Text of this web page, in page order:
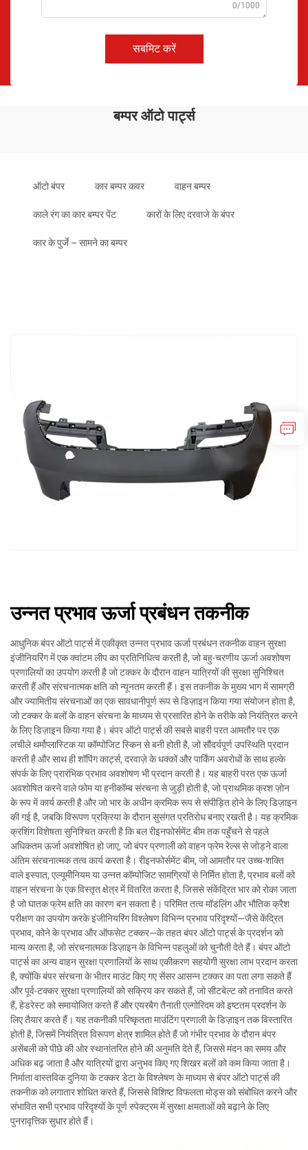
0/1000
सबमिट करें
बम्पर ऑटो पार्ट्स
ऑटो बंपर कार बम्पर कवर वाहन बम्पर
काले रंग का कार बम्पर पेंट कारों के लिए दरवाजे के बंपर
कार के पुर्जे – सामने का बम्पर
उन्नत प्रभाव ऊर्जा प्रबंधन तकनीक
आधुनिक बंपर ऑटो पार्ट्स में एकीकृत उन्नत प्रभाव ऊर्जा प्रबंधन तकनीक वाहन सुरक्षा
इंजीनियरिंग में एक क्वांटम लीप का प्रतिनिधित्व करती है, जो बहु-चरणीय ऊर्जा अवशोषण
प्रणालियों का उपयोग करती है जो टक्कर के दौरान वाहन यात्रियों की सुरक्षा सुनिश्चित
करती हैं और संरचनात्मक क्षति को न्यूनतम करती हैं। इस तकनीक के मुख्य भाग में सामग्री
और ज्यामितीय संरचनाओं का एक सावधानीपूर्ण रूप से डिज़ाइन किया गया संयोजन होता है,
जो टक्कर के बलों के वाहन संरचना के माध्यम से प्रसारित होने के तरीके को नियंत्रित करने
के लिए डिज़ाइन किया गया है। बंपर ऑटो पार्ट्स की सबसे बाहरी परत आमतौर पर एक
लचीले थर्मोप्लास्टिक या कॉम्पोजिट स्किन से बनी होती है, जो सौंदर्यपूर्ण उपस्थिति प्रदान
करती है और साथ ही शॉपिंग कार्ट्स, दरवाज़े के धक्कों और पार्किंग अवरोधों के साथ हल्के
संपर्क के लिए प्रारंभिक प्रभाव अवशोषण भी प्रदान करती है। यह बाहरी परत एक ऊर्जा
अवशोषित करने वाले फोम या हनीकॉम्ब संरचना से जुड़ी होती है, जो प्राथमिक क्रश ज़ोन
के रूप में कार्य करती है और जो भार के अधीन क्रमिक रूप से संपीड़ित होने के लिए डिज़ाइन
की गई है, जबकि विरूपण प्रक्रिया के दौरान सुसंगत प्रतिरोध बनाए रखती है। यह क्रमिक
क्रशिंग विशेषता सुनिश्चित करती है कि बल रीइनफोर्समेंट बीम तक पहुँचने से पहले
अधिकतम ऊर्जा अवशोषित हो जाए, जो बंपर प्रणाली को वाहन फ्रेम रेल्स से जोड़ने वाला
अंतिम संरचनात्मक तत्व कार्य करता है। रीइनफोर्समेंट बीम, जो आमतौर पर उच्च-शक्ति
वाले इस्पात, एल्यूमीनियम या उन्नत कॉम्पोजिट सामग्रियों से निर्मित होता है, प्रभाव बलों को
वाहन संरचना के एक विस्तृत क्षेत्र में वितरित करता है, जिससे संकेंद्रित भार को रोका जाता
है जो घातक फ्रेम क्षति का कारण बन सकता है। परिमित तत्व मॉडलिंग और भौतिक क्रैश
परीक्षण का उपयोग करके इंजीनियरिंग विश्लेषण विभिन्न प्रभाव परिदृश्यों—जैसे केंद्रित
प्रभाव, कोने के प्रभाव और ऑफसेट टक्कर—के तहत बंपर ऑटो पार्ट्स के प्रदर्शन को
मान्य करता है, जो संरचनात्मक डिज़ाइन के विभिन्न पहलुओं को चुनौती देते हैं। बंपर ऑटो
पार्ट्स का अन्य वाहन सुरक्षा प्रणालियों के साथ एकीकरण सहयोगी सुरक्षा लाभ प्रदान करता
है, क्योंकि बंपर संरचना के भीतर माउंट किए गए सेंसर आसन्न टक्कर का पता लगा सकते हैं
और पूर्व-टक्कर सुरक्षा प्रणालियों को सक्रिय कर सकते हैं, जो सीटबेल्ट को तनावित करते
हैं, हेडरेस्ट को समायोजित करते हैं और एयरबैग तैनाती एल्गोरिदम को इष्टतम प्रदर्शन के
लिए तैयार करते हैं। यह तकनीकी परिष्कृतता माउंटिंग प्रणाली के डिज़ाइन तक विस्तारित
होती है, जिसमें नियंत्रित विरूपण क्षेत्र शामिल होते हैं जो गंभीर प्रभाव के दौरान बंपर
असेंबली को पीछे की ओर स्थानांतरित होने की अनुमति देते हैं, जिससे मंदन का समय और
अधिक बढ़ जाता है और यात्रियों द्वारा अनुभव किए गए शिखर बलों को कम किया जाता है।
निर्माता वास्तविक दुनिया के टक्कर डेटा के विश्लेषण के माध्यम से बंपर ऑटो पार्ट्स की
तकनीक को लगातार शोधित करते हैं, जिससे विशिष्ट विफलता मोड्स को संबोधित करने और
संभावित सभी प्रभाव परिदृश्यों के पूर्ण स्पेक्ट्रम में सुरक्षा क्षमताओं को बढ़ाने के लिए
पुनरावृत्तिक सुधार होते हैं।